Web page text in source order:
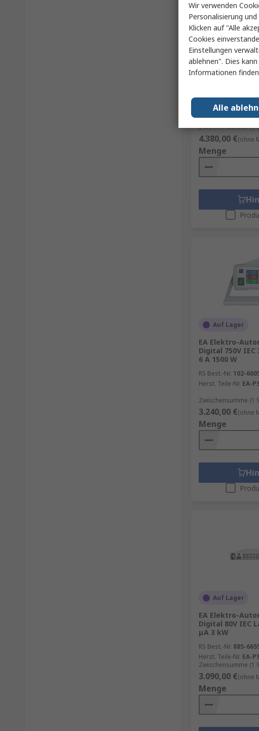
Auf Lager
EA Elektro-
RS Best.-Nr.909-
Herst. Teile-Nr.EA-
Zwischensumme (1
4.380,00 €(ohne
Menge
Auf Lager
EA Elektro-
Digital 750V
6 A 1500 W
RS Best.-Nr. 102-
Herst. Teile-Nr. EA-
Zwischensumme (1
3.240,00 €(ohne
Menge
Auf Lager
EA Elektro-
Digital 80V IEC
μA 3 kW
RS Best.-Nr. 885-
Herst. Teile-Nr. EA-
Zwischensumme (1
3.090,00 €(ohne
Menge
Wir verwenden
Personalisierung
Klicken auf "Alle
Cookies
Einstellungen
ablehnen". Dies
Informationen
Alle